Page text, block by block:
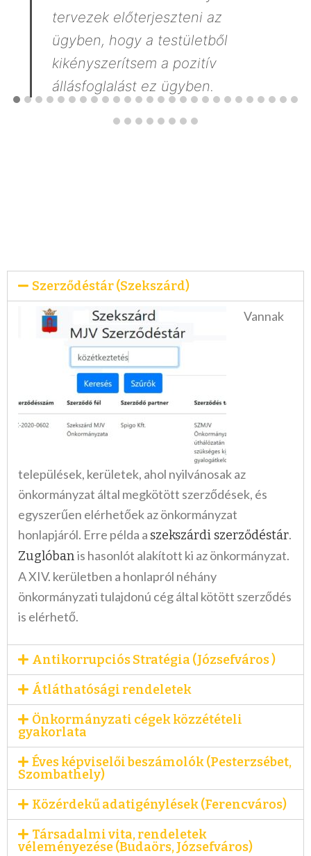
tervezek előterjeszteni az
ügyben, hogy a testületből
kikényszerítsem a pozitív
állásfoglalást ez ügyben.
Szerződéstár (Szekszárd)
Vannak
települések, kerületek, ahol nyilvánosak az
önkormányzat által megkötött szerződések, és
egyszerűen elérhetőek az önkormányzat
honlapjáról. Erre példa a szekszárdi szerződéstár.
Zuglóbanis hasonlót alakított ki az önkormányzat.
A XIV. kerületben a honlapról néhány
önkormányzati tulajdonú cég által kötött szerződés
is elérhető.
Antikorrupciós Stratégia (Józsefváros )
Átláthatósági rendeletek
Önkormányzati cégek közzétételi
gyakorlata
Éves képviselői beszámolók (Pesterzsébet,
Szombathely)
Közérdekű adatigénylések (Ferencváros)
Társadalmi vita, rendeletek
véleményezése (Budaörs, Józsefváros)